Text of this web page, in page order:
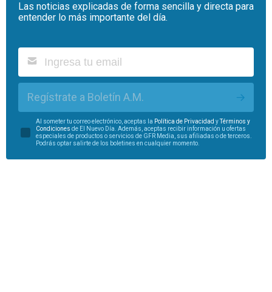
Las noticias explicadas de forma sencilla y directa para
entender lo más importante del día.
Regístrate a Boletín A.M.
Al someter tu correo electrónico, aceptas la Política de Privacidad yTérminos y
Condiciones de El Nuevo Día. Además, aceptas recibir información u ofertas
especiales de productos o servicios de GFR Media, sus afiliadas o de terceros.
Podrás optar salirte de los boletines en cualquier momento.